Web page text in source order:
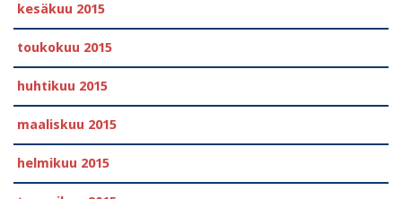
kesäkuu 2015
toukokuu 2015
huhtikuu 2015
maaliskuu 2015
helmikuu 2015